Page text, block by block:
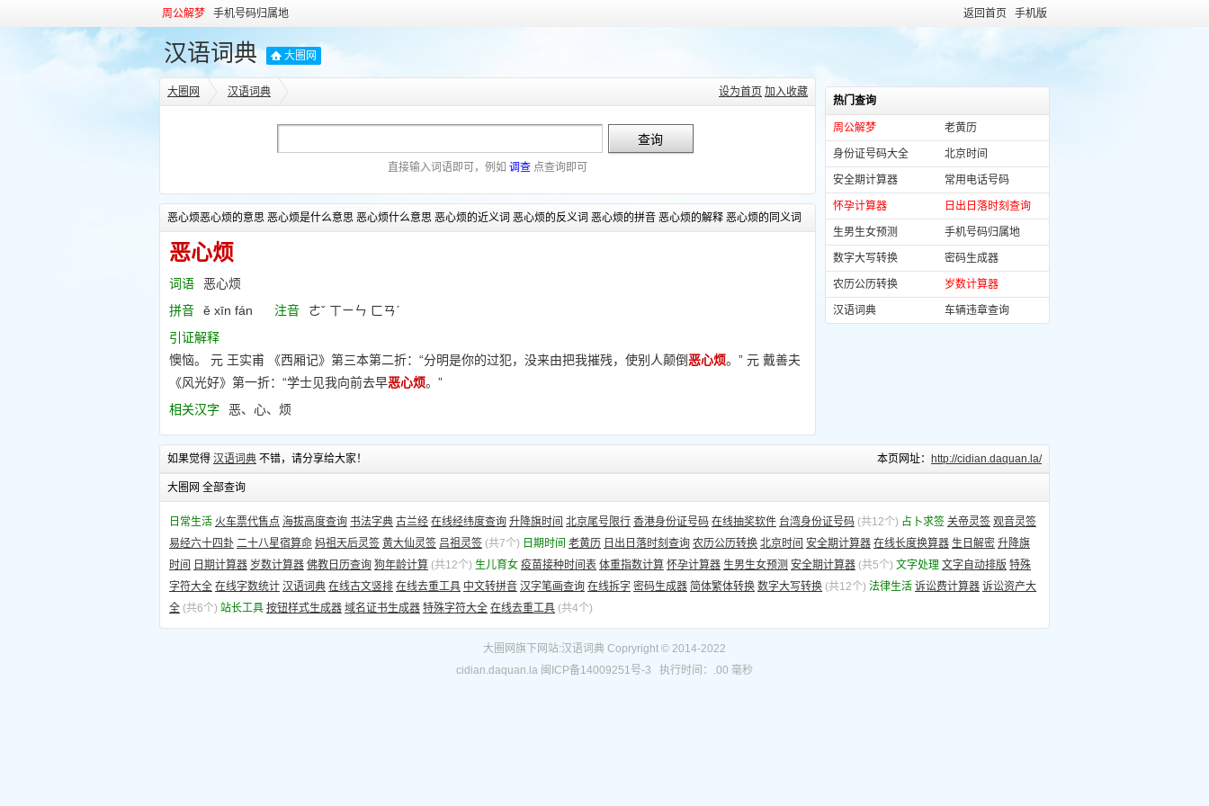
周公解梦 手机号码归属地 返回首页 手机版
汉语词典 大圈网
大圈网 汉语词典 设为首页 加入收藏
直接输入词语即可，例如 调查 点查询即可
恶心烦恶心烦的意思 恶心烦是什么意思 恶心烦什么意思 恶心烦的近义词 恶心烦的反义词 恶心烦的拼音 恶心烦的解释 恶心烦的同义词
恶心烦
词语
恶心烦
拼音
ě xīn fán 注音
ㄜˇ ㄒㄧㄣ ㄈㄢˊ
引证解释
懊恼。 元 王实甫 《西厢记》第三本第二折：“分明是你的过犯，没来由把我摧残，使别人颠倒恶心烦。” 元 戴善夫
《风光好》第一折：“学士见我向前去早恶心烦。”
相关汉字
恶、心、烦
热门查询
周公解梦 老黄历
身份证号码大全 北京时间
安全期计算器 常用电话号码
怀孕计算器 日出日落时刻查询
生男生女预测 手机号码归属地
数字大写转换 密码生成器
农历公历转换 岁数计算器
汉语词典 车辆违章查询
如果觉得 汉语词典 不错，请分享给大家！ 本页网址： http://cidian.daquan.la/
大圈网 全部查询
日常生活 火车票代售点 海拔高度查询 书法字典 古兰经 在线经纬度查询 升降旗时间 北京尾号限行 香港身份证号码 在线抽奖软件 台湾身份证号码 (共12个) 占卜求签 关帝灵签 观音灵签
易经六十四卦 二十八星宿算命 妈祖天后灵签 黄大仙灵签 吕祖灵签 (共7个) 日期时间 老黄历 日出日落时刻查询 农历公历转换 北京时间 安全期计算器 在线长度换算器 生日解密 升降旗
时间
日期计算器 岁数计算器 佛教日历查询 狗年龄计算 (共12个) 生儿育女 疫苗接种时间表 体重指数计算 怀孕计算器 生男生女预测 安全期计算器 (共5个) 文字处理 文字自动排版 特殊
字符大全 在线字数统计 汉语词典 在线古文竖排 在线去重工具 中文转拼音 汉字笔画查询 在线拆字 密码生成器 简体繁体转换 数字大写转换 (共12个) 法律生活 诉讼费计算器 诉讼资产大
全 (共6个) 站长工具 按钮样式生成器 域名证书生成器 特殊字符大全 在线去重工具 (共4个)
大圈网旗下网站:汉语词典 Copryright © 2014-2022
cidian.daquan.la 闽ICP备14009251号-3 执行时间：.00 毫秒